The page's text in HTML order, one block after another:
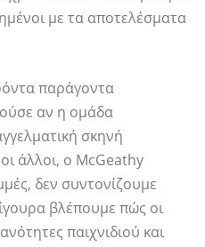
με τα αποτελέσματα
παράγοντα
αν η ομάδα
σκηνή
άλλοι, ο McGeathy
δεν συντονίζουμε
βλέπουμε πώς οι
παιχνιδιού και